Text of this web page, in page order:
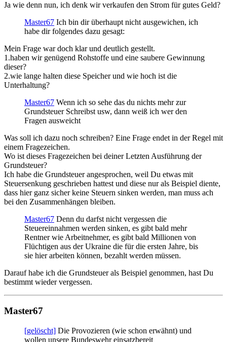
Ja wie denn nun, ich denk wir verkaufen den Strom für gutes Geld?
Master67 Ich bin dir überhaupt nicht ausgewichen, ich
habe dir folgendes dazu gesagt:
Mein Frage war doch klar und deutlich gestellt.
1.haben wir genügend Rohstoffe und eine saubere Gewinnung
dieser?
2.wie lange halten diese Speicher und wie hoch ist die
Unterhaltung?
Master67 Wenn ich so sehe das du nichts mehr zur
Grundsteuer Schreibst usw, dann weiß ich wer den
Fragen ausweicht
Was soll ich dazu noch schreiben? Eine Frage endet in der Regel mit
einem Fragezeichen.
Wo ist dieses Fragezeichen bei deiner Letzten Ausführung der
Grundsteuer?
Ich habe die Grundsteuer angesprochen, weil Du etwas mit
Steuersenkung geschrieben hattest und diese nur als Beispiel diente,
dass hier ganz sicher keine Steuern sinken werden, man muss ach
bei den Zusammenhängen bleiben.
Master67 Denn du darfst nicht vergessen die
Steuereinnahmen werden sinken, es gibt bald mehr
Rentner wie Arbeitnehmer, es gibt bald Millionen von
Flüchtigen aus der Ukraine die für die ersten Jahre, bis
sie hier arbeiten können, bezahlt werden müssen.
Darauf habe ich die Grundsteuer als Beispiel genommen, hast Du
bestimmt wieder vergessen.
Master67
[gelöscht] Die Provozieren (wie schon erwähnt) und
wollen unsere Bundeswehr einsatzbereit